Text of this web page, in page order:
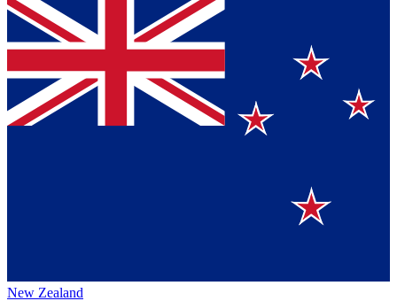
New Zealand